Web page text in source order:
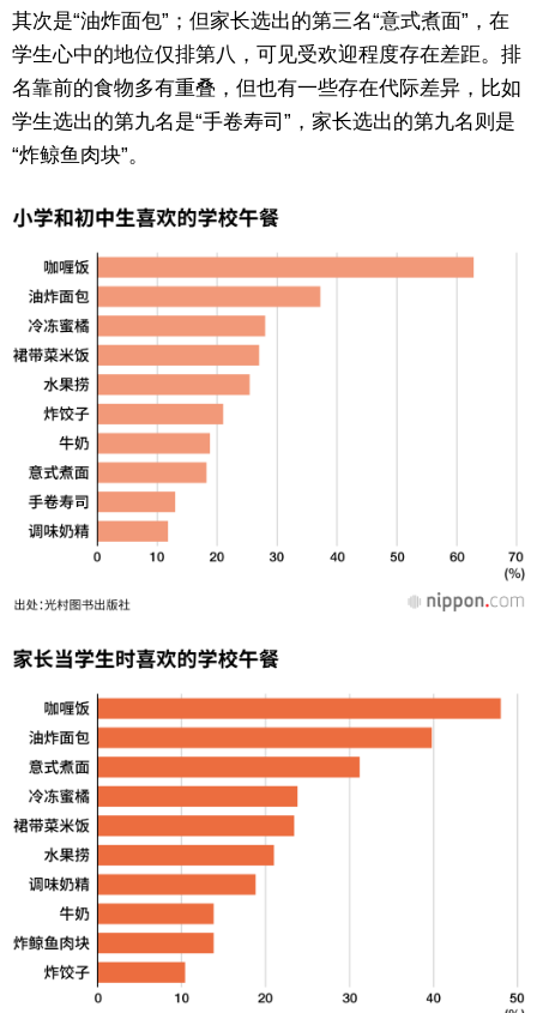
其次是“油炸面包”；但家长选出的第三名“意式煮面”，在
学生心中的地位仅排第八，可见受欢迎程度存在差距。排
名靠前的食物多有重叠，但也有一些存在代际差异，比如
学生选出的第九名是“手卷寿司”，家长选出的第九名则是
“炸鲸鱼肉块”。